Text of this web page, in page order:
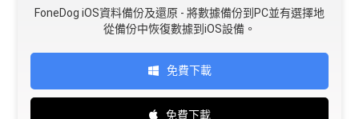
FoneDog iOS資料備份及還原 - 將數據備份到PC並有選擇地
從備份中恢復數據到iOS設備。
免費下載
免費下載